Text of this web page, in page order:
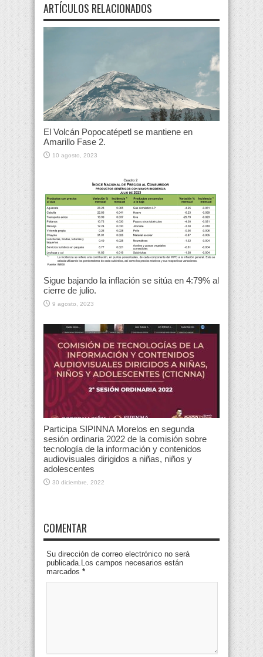
ARTÍCULOS RELACIONADOS
El Volcán Popocatépetl se mantiene en
Amarillo Fase 2.
10 agosto, 2023
Sigue bajando la inflación se sitúa en 4:79% al
cierre de julio.
9 agosto, 2023
Participa SIPINNA Morelos en segunda
sesión ordinaria 2022 de la comisión sobre
tecnología de la información y contenidos
audiovisuales dirigidos a niñas, niños y
adolescentes
30 diciembre, 2022
COMENTAR
Su dirección de correo electrónico no será
publicada.Los campos necesarios están
marcados *